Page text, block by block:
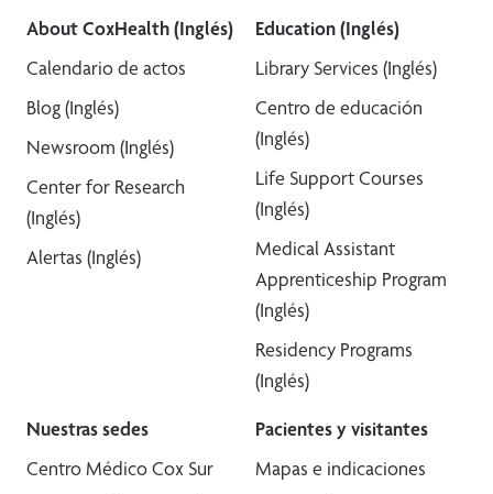
About CoxHealth (Inglés)
Calendario de actos
Blog (Inglés)
Newsroom (Inglés)
Center for Research
(Inglés)
Alertas (Inglés)
Education (Inglés)
Library Services (Inglés)
Centro de educación
(Inglés)
Life Support Courses
(Inglés)
Medical Assistant
Apprenticeship Program
(Inglés)
Residency Programs
(Inglés)
Nuestras sedes
Centro Médico Cox Sur
Pacientes y visitantes
Mapas e indicaciones